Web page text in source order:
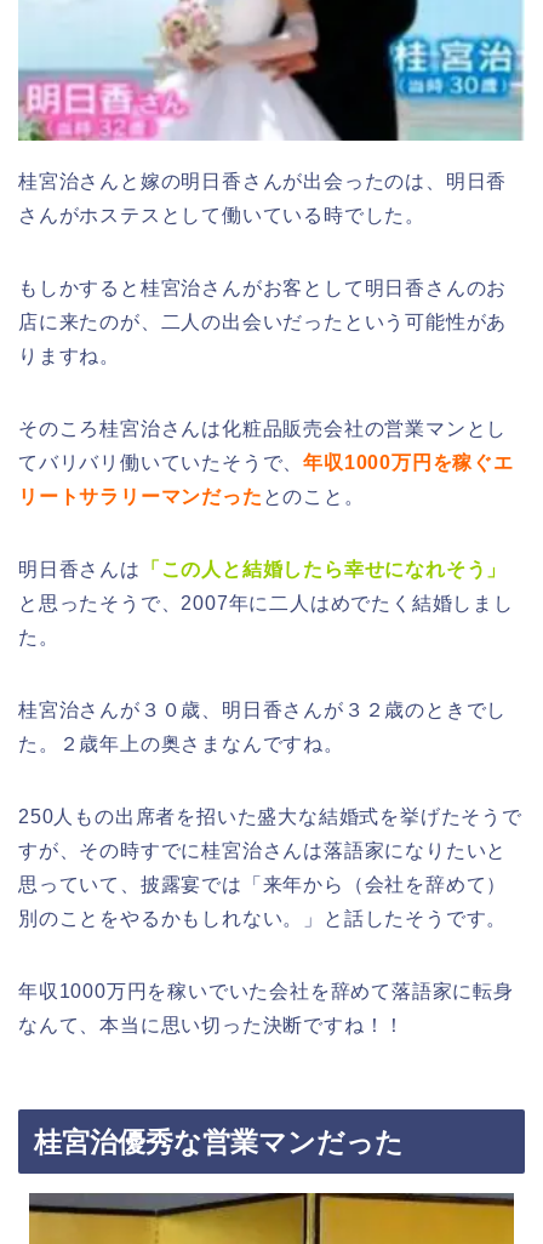
桂宮治さんと嫁の明日香さんが出会ったのは、明日香
さんがホステスとして働いている時でした。
もしかすると桂宮治さんがお客として明日香さんのお
店に来たのが、二人の出会いだったという可能性があ
りますね。
そのころ桂宮治さんは化粧品販売会社の営業マンとし
てバリバリ働いていたそうで、年収1000万円を稼ぐエ
リートサラリーマンだった とのこと。
明日香さんは
「この人と結婚したら幸せになれそう」
と思ったそうで、2007年に二人はめでたく結婚しまし
た。
桂宮治さんが３０歳、明日香さんが３２歳のときでし
た。２歳年上の奥さまなんですね。
250人もの出席者を招いた盛大な結婚式を挙げたそうで
すが、その時すでに桂宮治さんは落語家になりたいと
思っていて、披露宴では「来年から（会社を辞めて）
別のことをやるかもしれない。」と話したそうです。
年収1000万円を稼いでいた会社を辞めて落語家に転身
なんて、本当に思い切った決断ですね！！
桂宮治優秀な営業マンだった